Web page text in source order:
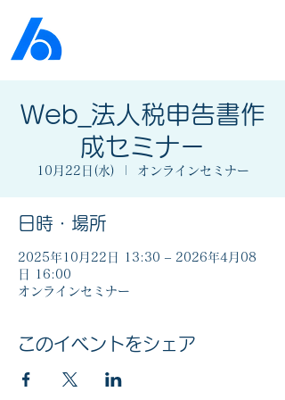
Web_法人税申告書作
成セミナー
10月22日(水) オンラインセミナー
日時・場所
2025年10月22日 13:30 – 2026年4月08
日 16:00
オンラインセミナー
このイベントをシェア